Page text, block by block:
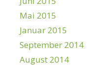
Mai 2015
Januar 2015
September 2014
August 2014